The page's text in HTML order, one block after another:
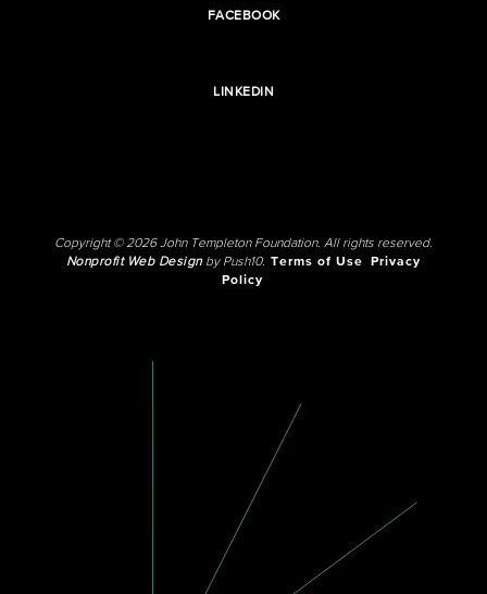
FACEBOOK
LINKEDIN
Copyright © 2026 John Templeton Foundation. All rights reserved.
Nonprofit Web Designby Push10. Terms of Use
Privacy
Policy